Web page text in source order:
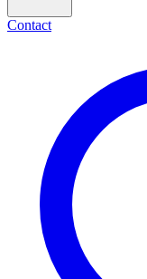
Contact